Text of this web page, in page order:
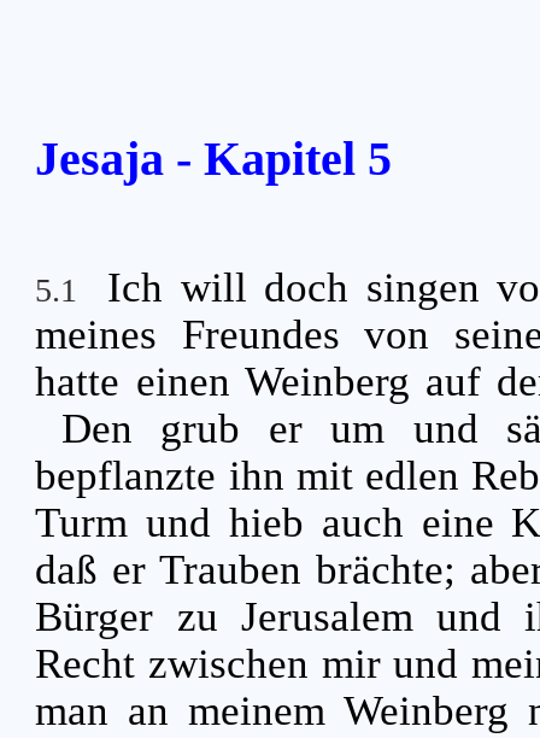
Jesaja - Kapitel 5
5.1
Ich will doch singen
meines Freundes von
hatte einen Weinberg auf
Den grub er um und
bepflanzte ihn mit edlen
Turm und hieb auch eine
daß er Trauben brächte;
Bürger zu Jerusalem und
Recht zwischen mir und
man an meinem